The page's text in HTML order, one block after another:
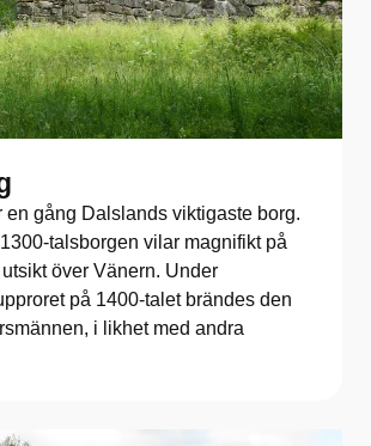
en gång Dalslands viktigaste borg.
talsborgen vilar magnifikt på
över Vänern. Under
på 1400-talet brändes den
i likhet med andra